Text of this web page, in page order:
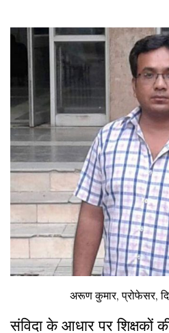
अरूण कुमार, प्रोफेसर,
संविदा के आधार पर शिक्षकों